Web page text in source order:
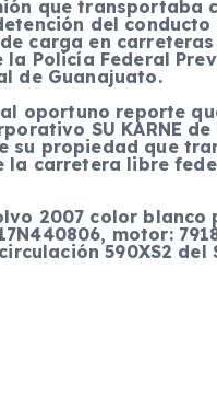
que transportaba
del
carga en
la Policía Federal
de Guanajuato.
oportuno reporte
SU KARNE
su propiedad que
carretera libre
2007 color blanco
motor:
590XS2 del